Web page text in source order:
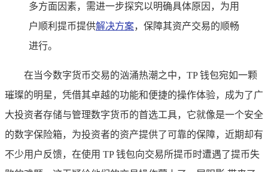
多方面因素，需进一步探究以明确具体原因，为用
户顺利提币提供解决方案，保障其资产交易的顺畅
进行。
在当今数字货币交易的汹涌热潮之中，TP 钱包宛如一颗
璀璨的明星，凭借其卓越的功能和便捷的操作体验，成为了广
大投资者存储与管理数字货币的首选工具，它就像是一个安全
的数字保险箱，为投资者的资产提供了可靠的保障，近期却有
不少用户反馈，在使用 TP 钱包向交易所提币时遭遇了提币失